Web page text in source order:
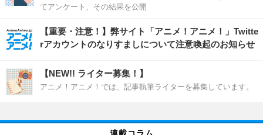
てアンケート、その結果を公開
【重要・注意！】弊サイト「アニメ！アニメ！」Twitte
rアカウントのなりすましについて注意喚起のお知らせ
【NEW!! ライター募集！】
アニメ！アニメ！では、記事執筆ライターを募集しています。
連載コラム